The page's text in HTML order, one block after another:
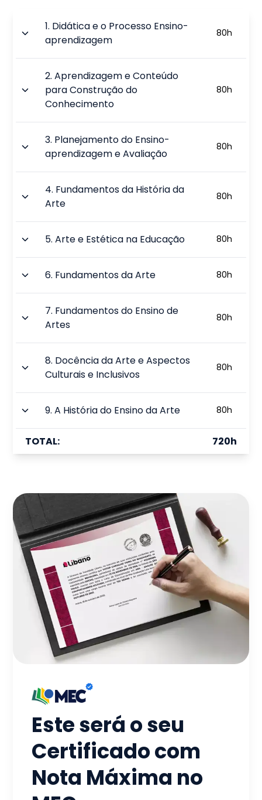
1. Didática e o Processo Ensino-
aprendizagem
80h
2.Aprendizagem e Conteúdo
para Construção do
Conhecimento
80h
3. Planejamento do Ensino-
aprendizagem e Avaliação
80h
4. Fundamentos da História da
Arte
80h
5.Arte e Estética na Educação 80h
6. Fundamentos da Arte 80h
7. Fundamentos do Ensino de
Artes
80h
8. Docência da Arte e Aspectos
Culturais e Inclusivos
80h
9.A História do Ensino da Arte 80h
TOTAL: 720h
Este será o seu
Certificado com
Nota Máxima no